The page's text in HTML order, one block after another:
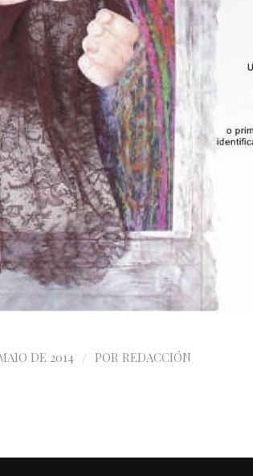
DE 2014 / POR REDACCIÓN